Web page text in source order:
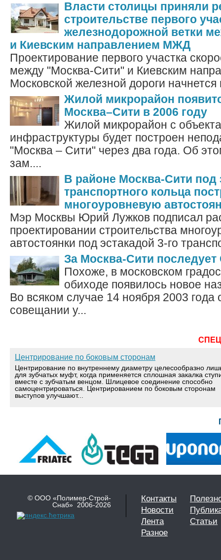
Власти столицы приняли
строительстве первого
железнодорожной ветки
и Киевским направлением МЖД
Проектирование первого участка
между "Москва-Сити" и Киевским
Московской железной дороги начнется
Жилой микрорайон
Москва–Сити в 2006 году
Жилой микрорайон с
инфраструктуры будет построен
"Москва – Сити" через два года. Об
зам....
В районе Москва-Сити под
транспортного кольца
многоуровневую
Мэр Москвы Юрий Лужков подписал
проектировании строительства
автостоянки под эстакадой 3-го
За Москва-Сити последует
Похоже, в московском
обиходе появилось новое
Во всяком случае 14 ноября 2003 года
совещании у...
Центрирование по боковым сторонам
Центрирование по внутреннему диаметру целесообразно
для зубчатых муфт, когда применяется сплошная закалка
вместе с зубчатым венцом. Шлицевое соединение способно
самоцентрироваться. Центрированием по боковым сторонам
выступов улучшают...
© ООО «Полимер-Строй-
Снаб» 2006-2026
Контакты
Новости
Лента
Статьи
Разное